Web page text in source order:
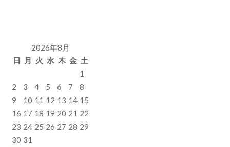
2026年8月
日
月 火 水 木 金 土
1
2
3 4 5 6 7
8
9
10 11 12 13 14 15
16 17 18 19 20 21 22
23 24 25 26 27 28 29
30 31